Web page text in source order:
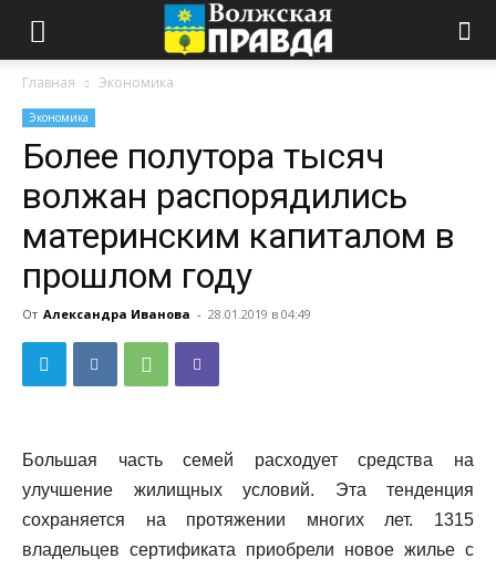
Главная Экономика
Экономика
Более полутора тысяч
волжан распорядились
материнским капиталом в
прошлом году
От Александра Иванова - 28.01.2019 в 04:49
Большая часть семей расходует средства на
улучшение жилищных условий. Эта тенденция
сохраняется на протяжении многих лет. 1315
владельцев сертификата приобрели новое жилье с